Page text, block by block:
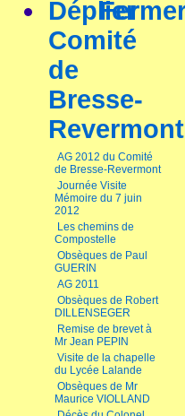
Comité
de
Bresse-
Revermont
AG 2012 du Comité
de Bresse-Revermont
Journée Visite
Mémoire du 7 juin
2012
Les chemins de
Compostelle
Obsèques de Paul
GUERIN
AG 2011
Obsèques de Robert
DILLENSEGER
Remise de brevet à
Mr Jean PEPIN
Visite de la chapelle
du Lycée Lalande
Obsèques de Mr
Maurice VIOLLAND